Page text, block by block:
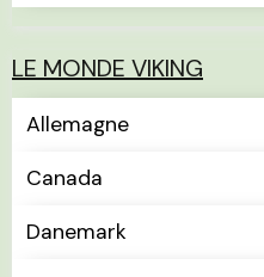
LE MONDE VIKING
Allemagne
Canada
Danemark